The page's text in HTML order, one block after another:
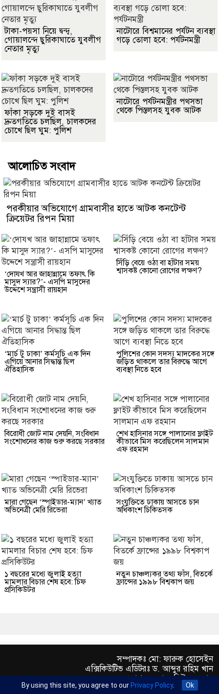
টাকা-পয়সা নিয়ে দ্বন্দ্ব,
গোয়ালন্দে ছুরিকাঘাতে যুবলীগ
নেতার মৃত্যু
নাটোরে বিশ্বমানের পর্যটন ব্যবস্থা
গড়ে তোলা হবে: পর্যটনমন্ত্রী
ফাঁকা সড়কে দুই বাসই
দ্রুতগতিতে চলছিল, চালকদের
চোখে ছিল ঘুম: পুলিশ
নাটোরে পর্যটনমন্ত্রীর পথসভা
থেকে পিস্তলসহ যুবক আটক
আলোচিত সংবাদ
পরকীয়ার অভিযোগে গ্রামবাসীর হাতে আটক কনটেন্ট
ক্রিয়েটর রিপন মিয়া
‘দোযখ আর জাহান্নামে তফাৎ কি
মাসুদ স্যার?’- এসপি মাসুদের
উদ্দেশে সন্ত্রাসী রায়হান
সিঁড়ি বেয়ে ওঠা বা হাঁটার সময়
শ্বাসকষ্ট কোনো রোগের লক্ষণ?
‘মার্চ টু ঢাকা’ কর্মসূচি এক দিন
এগিয়ে আনার সিদ্ধান্ত ছিল
ঐতিহাসিক
পুলিশের কোন সদস্য মাদকের সঙ্গে
জড়িত থাকলে তার বিরুদ্ধে আগে
ব্যবস্থা নিতে হবে
বিরোধী জোট নাম দেয়নি, সংবিধান
সংশোধনের কাজ শুরু করছে সরকার
শেখ হাসিনার সঙ্গে পালানোর ফ্লাইট
কীভাবে মিস করেছিলেন সালমান
এফ রহমান
মারা গেছেন ‘স্পাইডার-ম্যান’ খ্যাত
অভিনেত্রী মেরি রিভেরা
সংযুক্তিতে ঢাকায় আসতে চান
অধিকাংশ চিকিত্সক
১ বছরের মধ্যে জুলাই হত্যা
মামলার বিচার শেষ হবে: চিফ
প্রসিকিউটর
নতুন চাঞ্চল্যকর তথ্য ফাঁস, বিতর্কে
ফ্রান্সের ১৯৯৮ বিশ্বকাপ জয়
সম্পাদকঃ মো: ফারুক হোসেইন
এক্সিকিউটিভ এডিটরঃ ড. আব্দুর রহিম খান
প্রকাশকঃ মো: মতিউর রহমান
By using this site, you agree to our Privacy Policy. Ok